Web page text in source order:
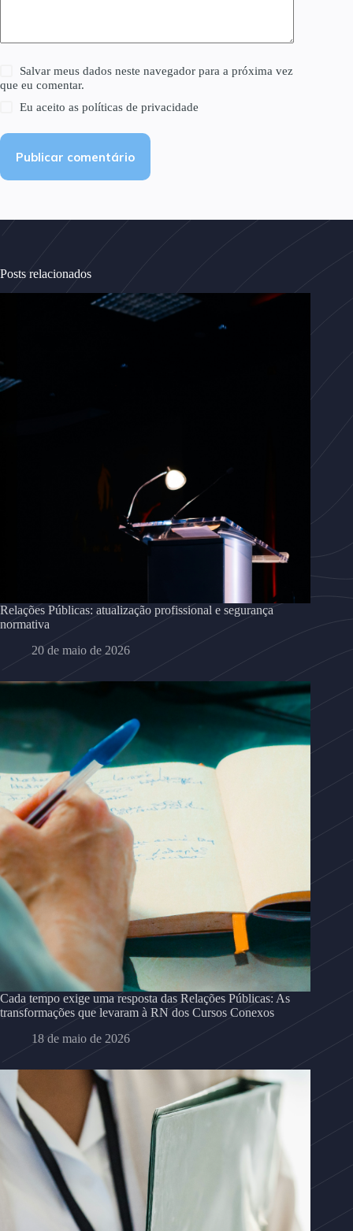
Salvar meus dados neste navegador para a próxima vez
que eu comentar.
Eu aceito aspolíticas de privacidade
Publicar comentário
Posts relacionados
Relações Públicas: atualização profissional e segurança
normativa
20 de maio de 2026
Cada tempo exige uma resposta das Relações Públicas: As
transformações que levaram à RN dos Cursos Conexos
18 de maio de 2026